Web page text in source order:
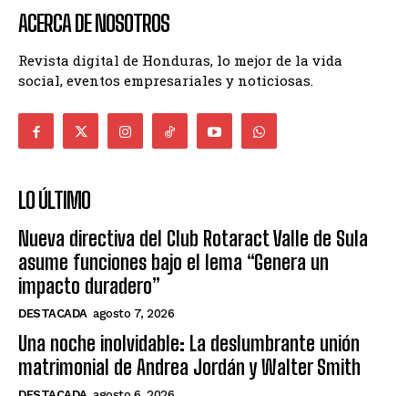
ACERCA DE NOSOTROS
Revista digital de Honduras, lo mejor de la vida
social, eventos empresariales y noticiosas.
LO ÚLTIMO
Nueva directiva del Club Rotaract Valle de Sula
asume funciones bajo el lema “Genera un
impacto duradero”
DESTACADA agosto 7, 2026
Una noche inolvidable: La deslumbrante unión
matrimonial de Andrea Jordán y Walter Smith